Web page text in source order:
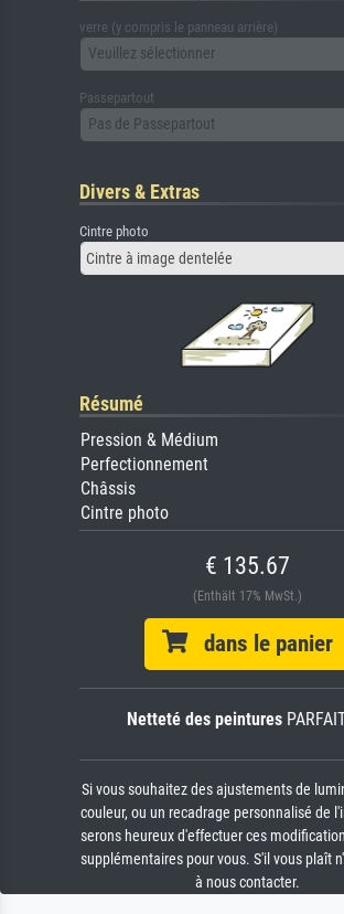
verre (y compris le panneau arrière)
Veuillez sélectionner
Passepartout
Pas de Passepartout
Divers & Extras
Cintre photo
Cintre à image dentelée
Résumé
Pression & Médium
Perfectionnement
Châssis
Cintre photo
€ 135.67
(Enthält 17% MwSt.)
dans le panier
Netteté des peintures
Si vous souhaitez des ajustements de
couleur, ou un recadrage personnalisé de
serons heureux d'effectuer ces
supplémentaires pour vous. S'il vous plaît
à nous contacter.